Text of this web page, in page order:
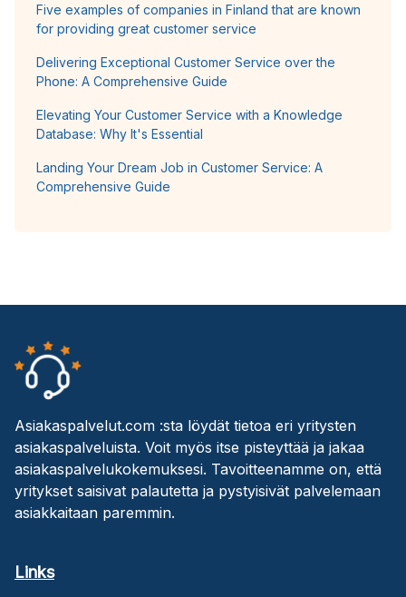
Five examples of companies in Finland that are known
for providing great customer service
Delivering Exceptional Customer Service over the
Phone: A Comprehensive Guide
Elevating Your Customer Service with a Knowledge
Database: Why It's Essential
Landing Your Dream Job in Customer Service: A
Comprehensive Guide
Asiakaspalvelut.com :sta löydät tietoa eri yritysten
asiakaspalveluista. Voit myös itse pisteyttää ja jakaa
asiakaspalvelukokemuksesi. Tavoitteenamme on, että
yritykset saisivat palautetta ja pystyisivät palvelemaan
asiakkaitaan paremmin.
Links